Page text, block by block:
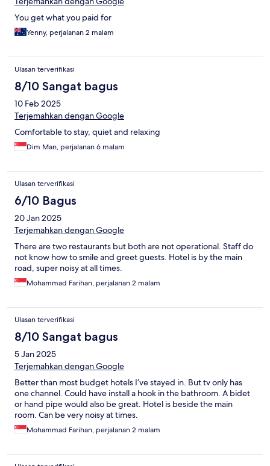
You get what you paid for
Yenny, perjalanan 2 malam
Ulasan terverifikasi
8/10 Sangat bagus
10 Feb 2025
Terjemahkan dengan Google
Comfortable to stay, quiet and relaxing
Dim Man, perjalanan 6 malam
Ulasan terverifikasi
6/10 Bagus
20 Jan 2025
Terjemahkan dengan Google
There are two restaurants but both are not operational. Staff do
not know how to smile and greet guests. Hotel is by the main
road, super noisy at all times.
Mohammad Farihan, perjalanan 2 malam
Ulasan terverifikasi
8/10 Sangat bagus
5 Jan 2025
Terjemahkan dengan Google
Better than most budget hotels I’ve stayed in. But tv only has
one channel. Could have install a hook in the bathroom. A bidet
or hand pipe would also be great. Hotel is beside the main
room. Can be very noisy at times.
Mohammad Farihan, perjalanan 2 malam